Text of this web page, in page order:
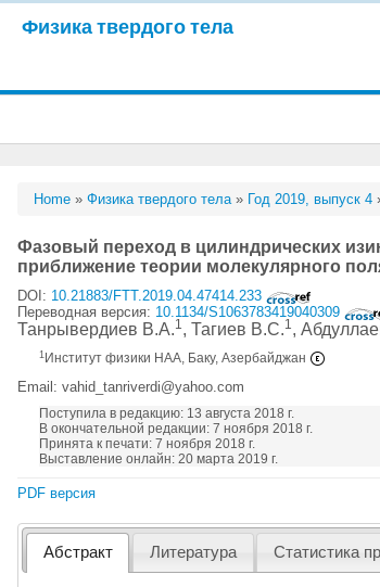
Физика твердого тела
Home »Физика твердого тела» Год 2019, выпуск 4
Фазовый переход в цилиндрических
приближение теории молекулярного
DOI: 10.21883/FTT.2019.04.47414.233
Переводная версия: 10.1134/S1063783419040309
Танрывердиев В.А.1, Тагиев В.С.1,
1 Институт физики НАА, Баку, Азербайджан
Email: vahid_tanriverdi@yahoo.com
Поступила в редакцию: 13 августа 2018 г.
В окончательной редакции: 7 ноября 2018 г.
Принята к печати: 7 ноября 2018 г.
Выставление онлайн: 20 марта 2019 г.
PDF версия
Абстракт Литература Статистика